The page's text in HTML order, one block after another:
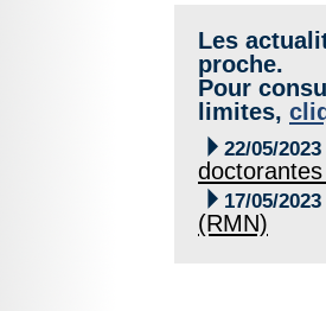
Les
proche.
Pour
limites,
 22/05/2023
 17/05/2023
(RMN)